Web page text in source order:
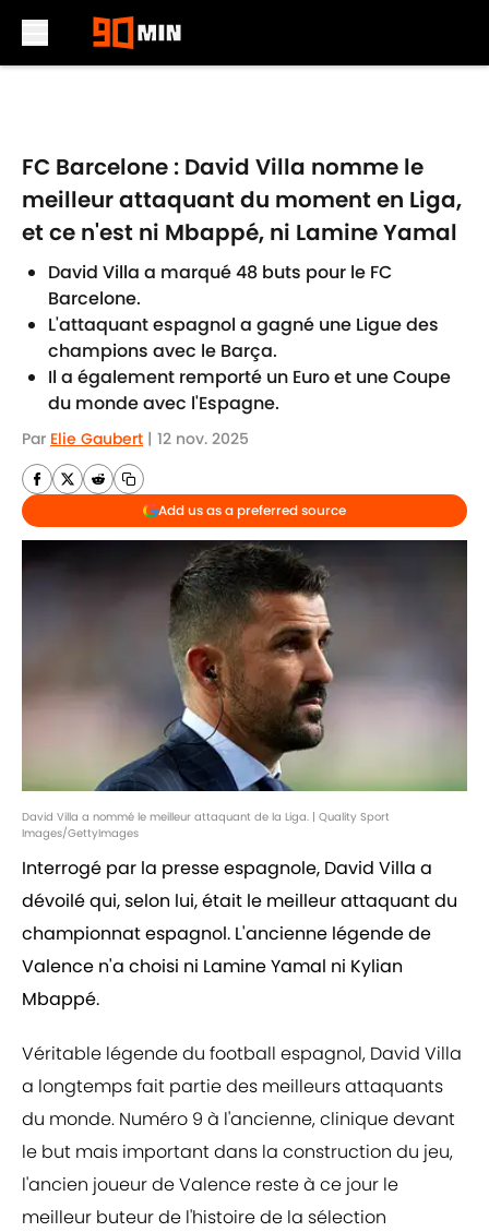
FC Barcelone : David Villa nomme le
meilleur attaquant du moment en Liga,
et ce n'est ni Mbappé, ni Lamine Yamal
David Villa a marqué 48 buts pour le FC
Barcelone.
L'attaquant espagnol a gagné une Ligue des
champions avec le Barça.
Il a également remporté un Euro et une Coupe
du monde avec l'Espagne.
Par Elie Gaubert | 12 nov. 2025
Add us as a preferred source
David Villa a nommé le meilleur attaquant de la Liga. | Quality Sport
Images/GettyImages
Interrogé par la presse espagnole, David Villa a
dévoilé qui, selon lui, était le meilleur attaquant du
championnat espagnol. L'ancienne légende de
Valence n'a choisi ni Lamine Yamal ni Kylian
Mbappé.
Véritable légende du football espagnol, David Villa
a longtemps fait partie des meilleurs attaquants
du monde. Numéro 9 à l'ancienne, clinique devant
le but mais important dans la construction du jeu,
l'ancien joueur de Valence reste à ce jour le
meilleur buteur de l'histoire de la sélection